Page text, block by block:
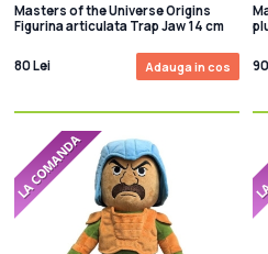
Masters of the Universe Origins
Figurina articulata Trap Jaw 14 cm
80 Lei Adauga in cos